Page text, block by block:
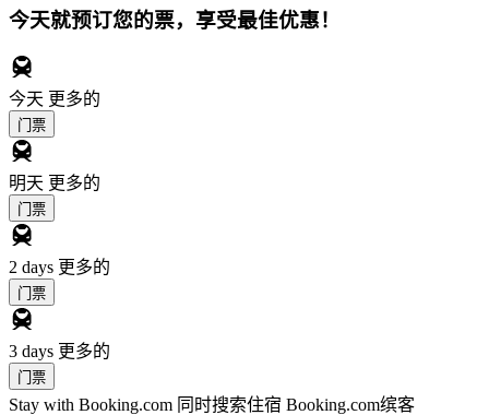
今天就预订您的票，享受最佳优惠！
今天 更多的
门票
明天 更多的
门票
2 days 更多的
门票
3 days 更多的
门票
Stay with Booking.com 同时搜索住宿 Booking.com缤客